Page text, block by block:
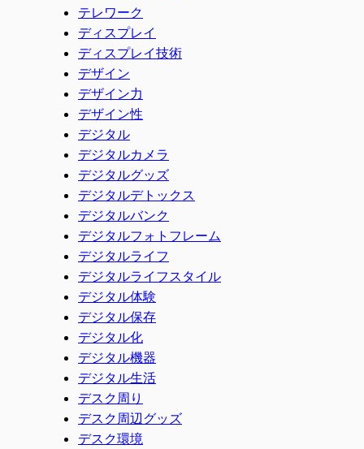
テレワーク
ディスプレイ
ディスプレイ技術
デザイン
デザイン力
デザイン性
デジタル
デジタルカメラ
デジタルグッズ
デジタルデトックス
デジタルバンク
デジタルフォトフレーム
デジタルライフ
デジタルライフスタイル
デジタル体験
デジタル保存
デジタル化
デジタル機器
デジタル生活
デスク周り
デスク周辺グッズ
デスク環境